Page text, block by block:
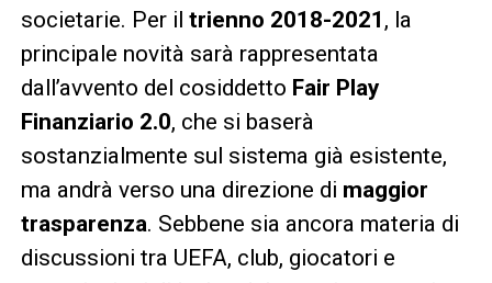
societarie. Per il trienno 2018-2021 , la
principale novità sarà rappresentata
dall’avvento del cosiddetto Fair Play
Finanziario 2.0, che si baserà
sostanzialmente sul sistema già esistente,
ma andrà verso una direzione di maggior
trasparenza. Sebbene sia ancora materia di
discussioni tra UEFA, club, giocatori e